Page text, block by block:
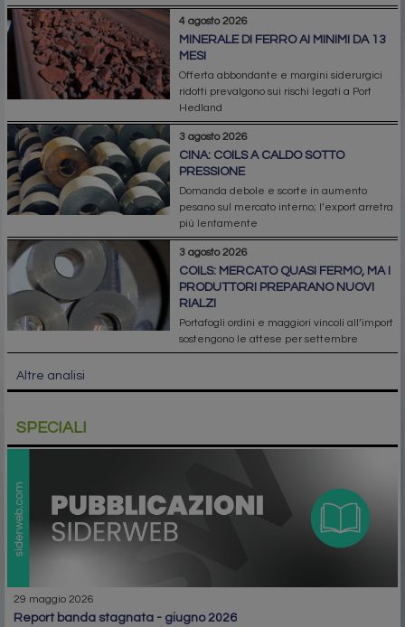
4 agosto 2026
MINERALE DI FERRO AI MINIMI DA 13
MESI
Offerta abbondante e margini siderurgici
ridotti prevalgono sui rischi legati a Port
Hedland
3 agosto 2026
CINA: COILS A CALDO SOTTO
PRESSIONE
Domanda debole e scorte in aumento
pesano sul mercato interno; l’export arretra
più lentamente
3 agosto 2026
COILS: MERCATO QUASI FERMO, MA I
PRODUTTORI PREPARANO NUOVI
RIALZI
Portafogli ordini e maggiori vincoli all’import
sostengono le attese per settembre
Altre analisi
SPECIALI
29 maggio 2026
report banda stagnata - giugno 2026